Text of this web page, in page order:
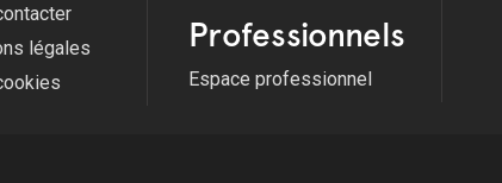
légales
Professionnels
Espace professionnel